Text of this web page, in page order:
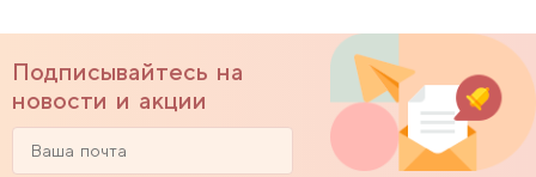
Подписывайтесь на
новости и акции